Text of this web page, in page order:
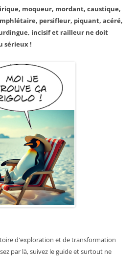
moqueur, mordant, caustique,
persifleur, piquant, acéré,
incisif et railleur ne doit
sérieux !
d'exploration et de transformation
par là, suivez le guide et surtout ne